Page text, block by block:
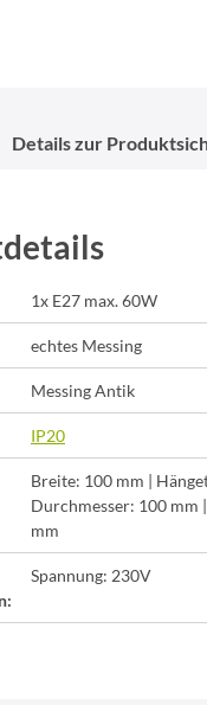
Details zur
1x E27 max. 60W
echtes Messing
Messing Antik
IP20
Breite: 100 mm |
Durchmesser: 100 mm
mm
Spannung: 230V